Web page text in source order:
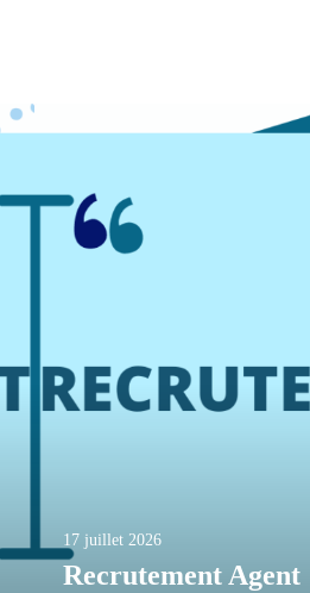
17 juillet 2026
Recrutement Agent